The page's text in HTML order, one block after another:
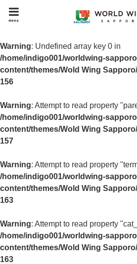
menu
Warning: Undefined array key 0 in
/home/indigo001/worldwing-
content/themes/Wold Wing
156
Warning: Attempt to read property
/home/indigo001/worldwing-
content/themes/Wold Wing
157
Warning: Attempt to read property
/home/indigo001/worldwing-
content/themes/Wold Wing
163
Warning: Attempt to read property
/home/indigo001/worldwing-
content/themes/Wold Wing
163